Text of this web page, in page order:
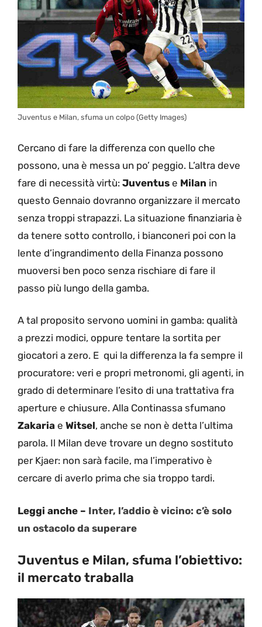
Juventus e Milan, sfuma un colpo (Getty Images)
Cercano di fare la differenza con quello che
possono, una è messa un po’ peggio. L’altra deve
fare di necessità virtù: Juventus e Milan in
questo Gennaio dovranno organizzare il mercato
senza troppi strapazzi. La situazione finanziaria è
da tenere sotto controllo, i bianconeri poi con la
lente d’ingrandimento della Finanza possono
muoversi ben poco senza rischiare di fare il
passo più lungo della gamba.
A tal proposito servono uomini in gamba: qualità
a prezzi modici, oppure tentare la sortita per
giocatori a zero. E qui la differenza la fa sempre il
procuratore: veri e propri metronomi, gli agenti, in
grado di determinare l’esito di una trattativa fra
aperture e chiusure. Alla Continassa sfumano
Zakaria e Witsel, anche se non è detta l’ultima
parola. Il Milan deve trovare un degno sostituto
per Kjaer: non sarà facile, ma l’imperativo è
cercare di averlo prima che sia troppo tardi.
Leggi anche – Inter, l’addio è vicino: c’è solo
un ostacolo da superare
Juventus e Milan, sfuma l’obiettivo:
il mercato traballa